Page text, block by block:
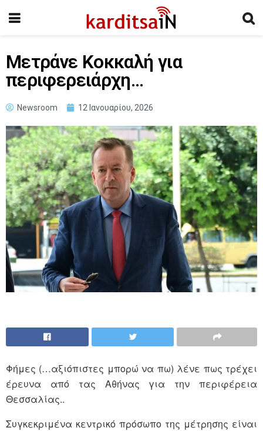
Μετράνε Κοκκαλή για
περιφερειάρχη…
Newsroom 12 Ιανουαρίου, 2026
Φήμες (…αξιόπιστες μπορώ να πω) λένε πως τρέχει
έρευνα από τας Αθήνας για την περιφέρεια
Θεσσαλίας..
Συγκεκριμένα κεντρικό πρόσωπο της μέτρησης είναι